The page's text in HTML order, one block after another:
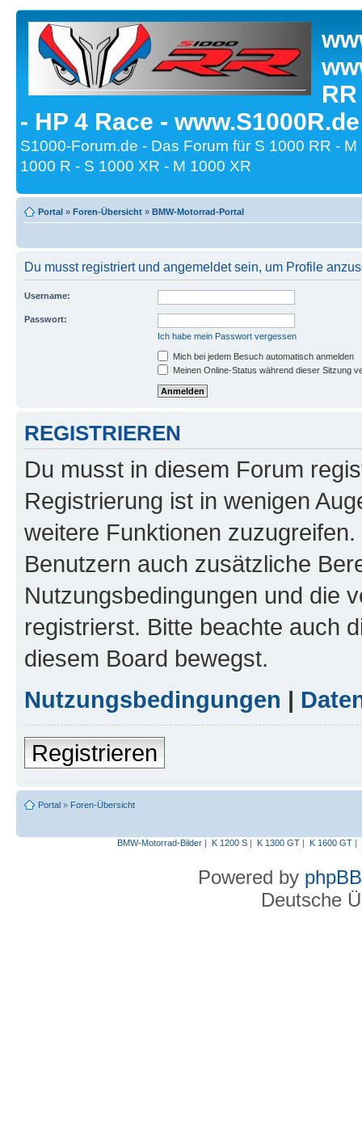
- HP 4 Race -
S1000-Forum.de - Das Forum für S 1000 RR -
1000 R - S 1000 XR - M 1000 XR
Portal » Foren-Übersicht » BMW-Motorrad-Portal
Du musst registriert und angemeldet sein, um Profile
Username:
Passwort:
Ich habe mein Passwort vergessen
Mich bei jedem Besuch automatisch anmelden
Meinen Online-Status während dieser Sitzung
REGISTRIEREN
Du musst in diesem Forum
Registrierung ist in wenigen
weitere Funktionen
Benutzern auch zusätzliche
Nutzungsbedingungen und die
registrierst. Bitte beachte auch
diesem Board bewegst.
Nutzungsbedingungen |
Registrieren
Portal » Foren-Übersicht
BMW-Motorrad-Bilder| K 1200 S| K 1300 GT| K 1600 GT|
Powered by phpBB
Deutsche